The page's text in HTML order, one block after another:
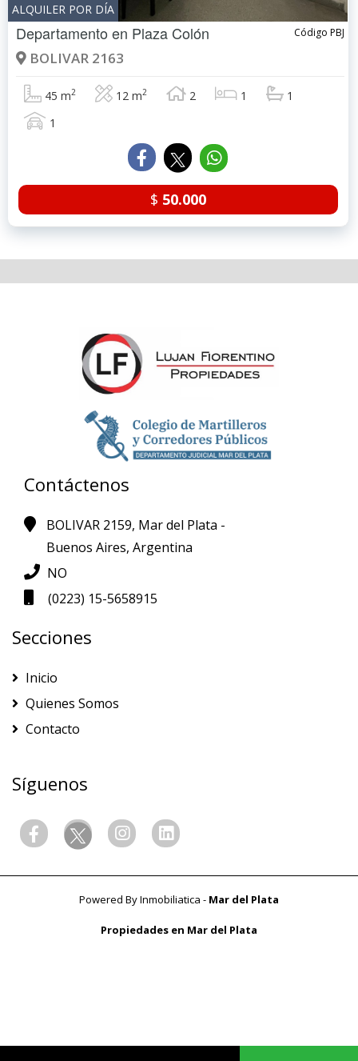
ALQUILER POR DÍA
Departamento en Plaza Colón Código PBJ
BOLIVAR 2163
45 m2 12 m2 2 1
1
1
$ 50.000
Contáctenos
BOLIVAR 2159, Mar del Plata -
Buenos Aires, Argentina
NO
(0223) 15-5658915
Secciones
Inicio
Quienes Somos
Contacto
Síguenos
Powered ByInmobiliatica - Mar del Plata
Propiedades en Mar del Plata